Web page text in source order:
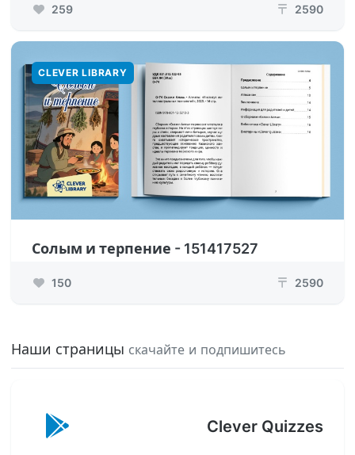
259 ₸ 2590
CLEVER LIBRARY
Солым и терпение - 151417527
150 ₸ 2590
Наши страницы скачайте и подпишитесь
Clever Quizzes